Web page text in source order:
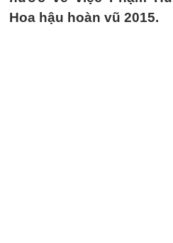
Hoa hậu hoàn vũ 2015.